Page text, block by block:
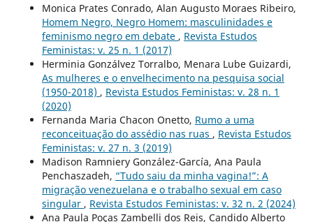
Monica Prates Conrado, Alan Augusto Moraes Ribeiro,
Homem Negro, Negro Homem: masculinidades e
feminismo negro em debate , Revista Estudos
Feministas: v. 25 n. 1 (2017)
Herminia Gonzálvez Torralbo, Menara Lube Guizardi,
As mulheres e o envelhecimento na pesquisa social
(1950-2018) , Revista Estudos Feministas: v. 28 n. 1
(2020)
Fernanda Maria Chacon Onetto, Rumo a uma
reconceituação do assédio nas ruas , Revista Estudos
Feministas: v. 27 n. 3 (2019)
Madison Ramniery González-García, Ana Paula
Penchaszadeh, “Tudo saiu da minha vagina!”: A
migração venezuelana e o trabalho sexual em caso
singular , Revista Estudos Feministas: v. 32 n. 2 (2024)
Ana Paula Poças Zambelli dos Reis, Candido Alberto